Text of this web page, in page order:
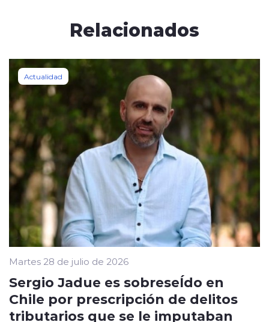
Relacionados
Actualidad
Martes 28 de julio de 2026
Sergio Jadue es sobreseÍdo en
Chile por prescripción de delitos
tributarios que se le imputaban